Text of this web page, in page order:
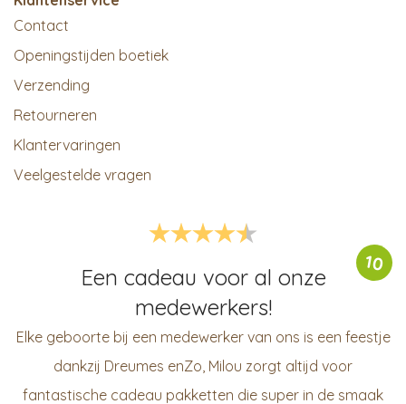
Contact
Openingstijden boetiek
Verzending
Retourneren
Klantervaringen
Veelgestelde vragen
10
Een cadeau voor al onze
medewerkers!
Elke geboorte bij een medewerker van ons is een feestje
dankzij Dreumes enZo, Milou zorgt altijd voor
fantastische cadeau pakketten die super in de smaak